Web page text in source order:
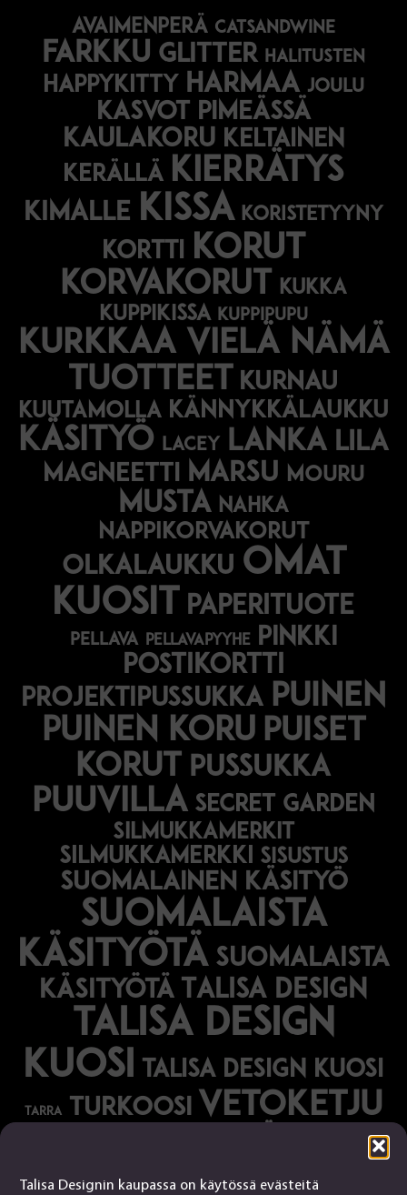
Talisa Designin kaupassa on käytössä evästeitä
avaimenperä catsandwine
farkku glitter halitusten
happykitty harmaa joulu
Kasvot pimeässä
kaulakoru keltainen
kerällä kierrätys
kimalle kissa koristetyyny
kortti korut
korvakorut
kukka
kuppikissa kuppipupu
Kurkkaa vielä nämä
tuotteet kurnau
kuutamolla kännykkälaukku
käsityö lacey lanka lila
magneetti marsu mouru
musta nahka
nappikorvakorut
olkalaukku omat
kuosit
paperituote
pellava pellavapyyhe pinkki
postikortti
projektipussukka puinen
puinen koru puiset
korut pussukka
puuvilla secret garden
silmukkamerkit
silmukkamerkki sisustus
suomalainen käsityö
suomalaista
käsityötä suomalaista
käsityötä
Talisa Design
talisa design
kuosi talisa design kuosi
tarra turkoosi vetoketju